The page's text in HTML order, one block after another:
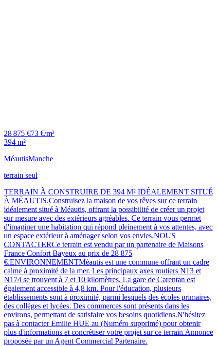
28 875 €73 €/m²
394 m²
MéautisManche
terrain seul
TERRAIN À CONSTRUIRE DE 394 M² IDÉALEMENT SITUÉ
À MÉAUTIS.Construisez la maison de vos rêves sur ce terrain
idéalement situé à Méautis, offrant la possibilité de créer un projet
sur mesure avec des extérieurs agréables. Ce terrain vous permet
d'imaginer une habitation qui répond pleinement à vos attentes, avec
un espace extérieur à aménager selon vos envies.NOUS
CONTACTERCe terrain est vendu par un partenaire de Maisons
France Confort Bayeux au prix de 28 875
€.ENVIRONNEMENTMéautis est une commune offrant un cadre
calme à proximité de la mer. Les principaux axes routiers N13 et
N174 se trouvent à 7 et 10 kilomètres. La gare de Carentan est
également accessible à 4,8 km. Pour l'éducation, plusieurs
établissements sont à proximité, parmi lesquels des écoles primaires,
des collèges et lycées. Des commerces sont présents dans les
environs, permettant de satisfaire vos besoins quotidiens.N'hésitez
pas à contacter Emilie HUE au (Numéro supprimé) pour obtenir
plus d'informations et concrétiser votre projet sur ce terrain.Annonce
proposée par un Agent Commercial Partenaire.